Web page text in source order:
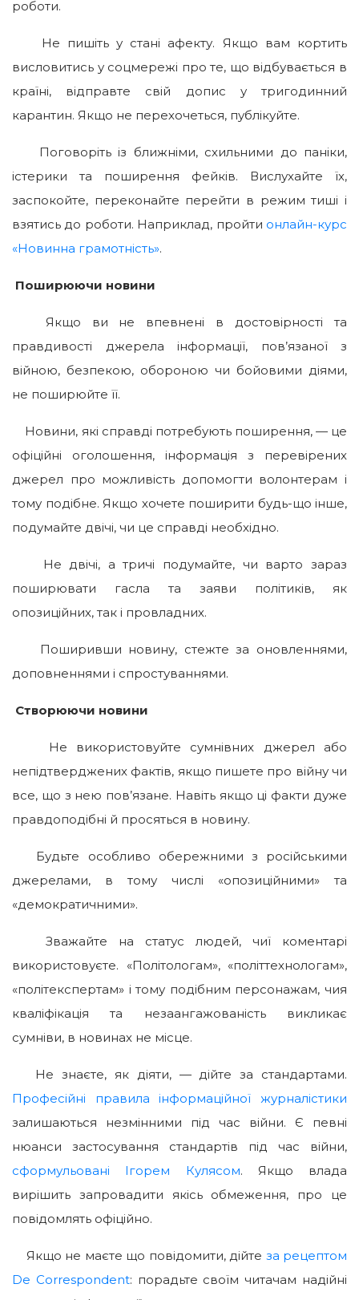
роботи.
Не пишіть у стані афекту. Якщо вам кортить
висловитись у соцмережі про те, що відбувається в
країні, відправте свій допис у тригодинний
карантин. Якщо не перехочеться, публікуйте.
Поговоріть із ближніми, схильними до паніки,
істерики та поширення фейків. Вислухайте їх,
заспокойте, переконайте перейти в режим тиші і
взятись до роботи. Наприклад, пройти онлайн-курс
«Новинна грамотність».
Поширюючи новини
Якщо ви не впевнені в достовірності та
правдивості джерела інформації, пов’язаної з
війною, безпекою, обороною чи бойовими діями,
не поширюйте її.
Новини, які справді потребують поширення, — це
офіційні оголошення, інформація з перевірених
джерел про можливість допомогти волонтерам і
тому подібне. Якщо хочете поширити будь-що інше,
подумайте двічі, чи це справді необхідно.
Не двічі, а тричі подумайте, чи варто зараз
поширювати гасла та заяви політиків, як
опозиційних, так і провладних.
Поширивши новину, стежте за оновленнями,
доповненнями і спростуваннями.
Створюючи новини
Не використовуйте сумнівних джерел або
непідтверджених фактів, якщо пишете про війну чи
все, що з нею пов’язане. Навіть якщо ці факти дуже
правдоподібні й просяться в новину.
Будьте особливо обережними з російськими
джерелами, в тому числі «опозиційними» та
«демократичними».
Зважайте на статус людей, чиї коментарі
використовуєте. «Політологам», «політтехнологам»,
«політекспертам» і тому подібним персонажам, чия
кваліфікація та незаангажованість викликає
сумніви, в новинах не місце.
Не знаєте, як діяти, — дійте за стандартами.
Професійні правила інформаційної журналістики
залишаються незмінними під час війни. Є певні
нюанси застосування стандартів під час війни,
сформульовані Ігорем Кулясом. Якщо влада
вирішить запровадити якісь обмеження, про це
повідомлять офіційно.
Якщо не маєте що повідомити, дійте за рецептом
De Correspondent: порадьте своїм читачам надійні